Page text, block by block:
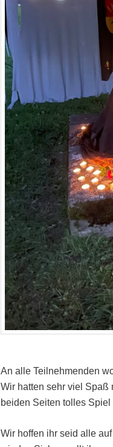
An alle Teilnehmenden
Wir hatten sehr viel Spaß
beiden Seiten tolles
Wir hoffen ihr seid alle